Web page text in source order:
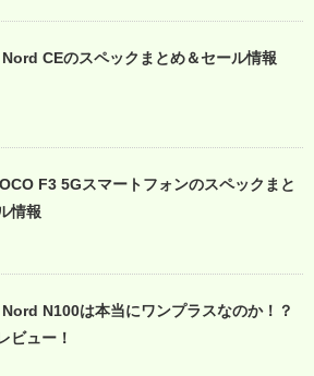
CEのスペックまとめ＆セール情報
F3 5Gスマートフォンのスペックまと
情報
N100は本当にワンプラスなのか！？
ビュー！